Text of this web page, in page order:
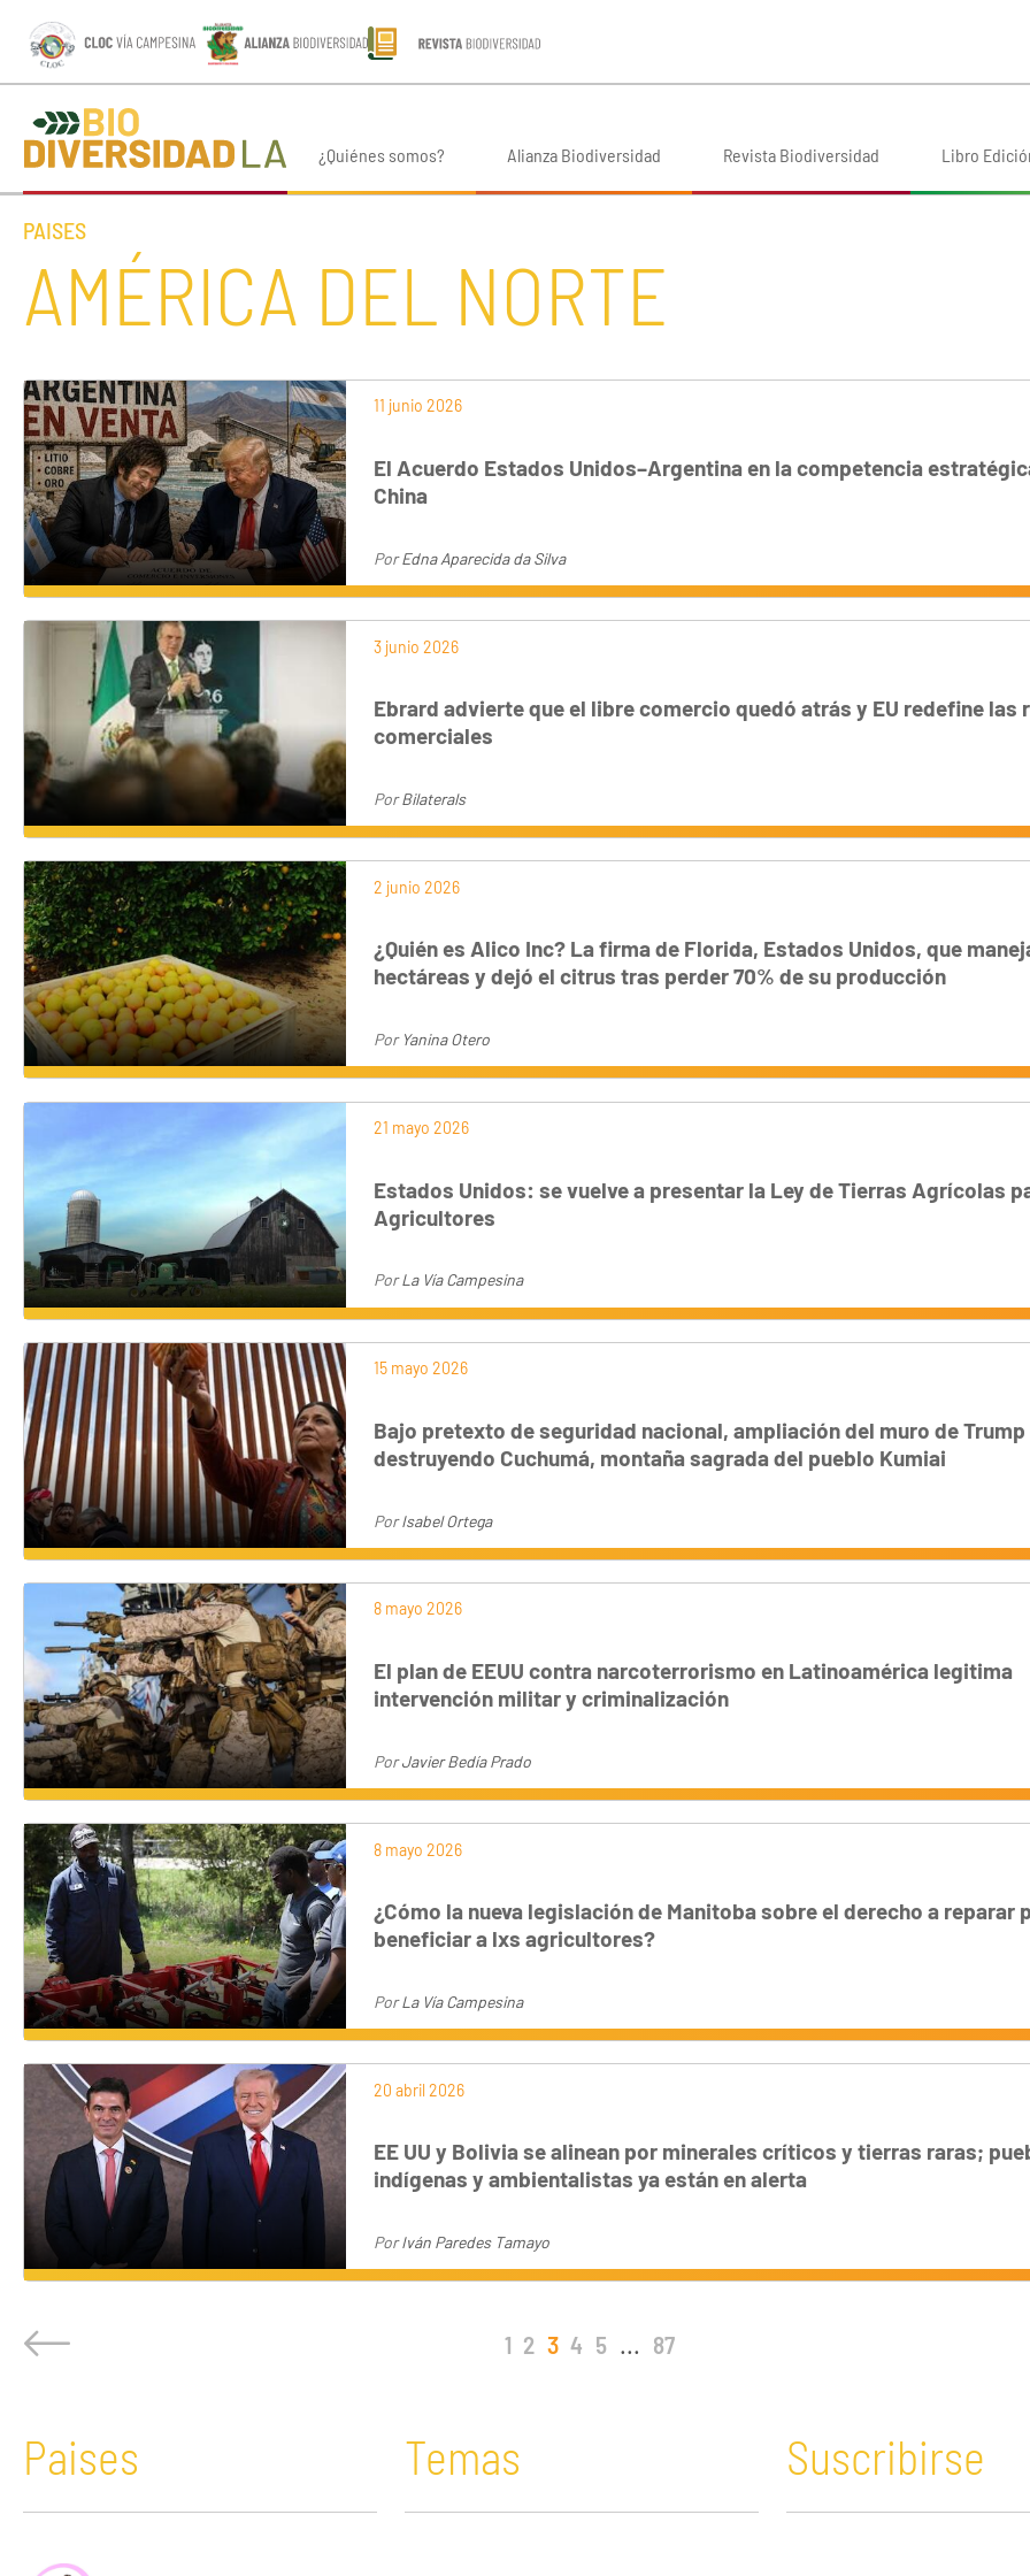
¿Quiénes somos? Alianza Biodiversidad Revista Biodiversidad Libro
PAISES
AMÉRICA DEL NORTE
11 junio 2026
El Acuerdo Estados Unidos–Argentina en la competencia
China
PorEdna Aparecida da Silva
3 junio 2026
Ebrard advierte que el libre comercio quedó atrás y EU redefine las
comerciales
PorBilaterals
2 junio 2026
¿Quién es Alico Inc? La firma de Florida, Estados Unidos, que
hectáreas y dejó el citrus tras perder 70% de su producción
Por Yanina Otero
21 mayo 2026
Estados Unidos: se vuelve a presentar la Ley de Tierras Agrícolas
Agricultores
PorLa Vía Campesina
15 mayo 2026
Bajo pretexto de seguridad nacional, ampliación del muro de
destruyendo Cuchumá, montaña sagrada del pueblo Kumiai
PorIsabel Ortega
8 mayo 2026
El plan de EEUU contra narcoterrorismo en Latinoamérica legitima
intervención militar y criminalización
PorJavier Bedía Prado
8 mayo 2026
¿Cómo la nueva legislación de Manitoba sobre el derecho a reparar
beneficiar a lxs agricultores?
PorLa Vía Campesina
20 abril 2026
EE UU y Bolivia se alinean por minerales críticos y tierras raras;
indígenas y ambientalistas ya están en alerta
PorIván Paredes Tamayo
1 2 3 4 5 ... 87
Paises Temas Suscribirse